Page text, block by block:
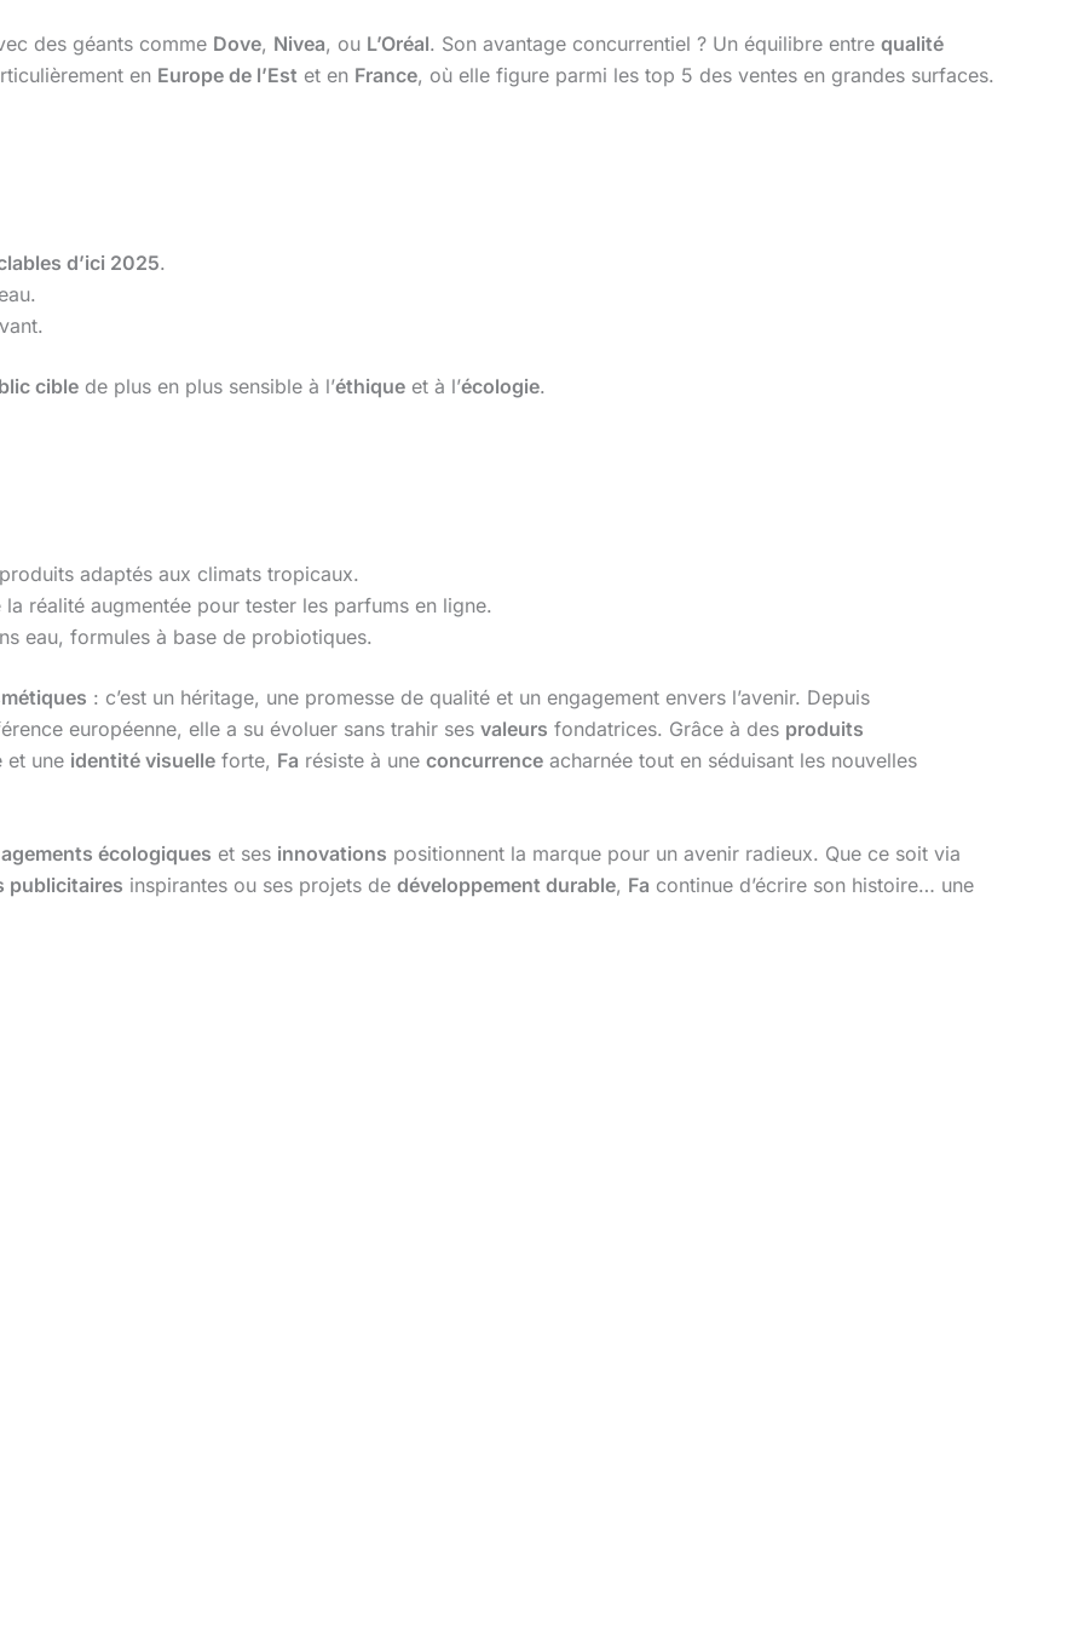
des géants comme Dove, Nivea, ou L’Oréal. Son avantage concurrentiel ? Un équilibre entre qualité
en Europe de l’Est et en France, où elle figure parmi les top 5 des ventes en grandes surfaces.
d’ici 2025.
cible de plus en plus sensible à l’éthique et à l’écologie.
adaptés aux climats tropicaux.
réalité augmentée pour tester les parfums en ligne.
eau, formules à base de probiotiques.
: c’est un héritage, une promesse de qualité et un engagement envers l’avenir. Depuis
européenne, elle a su évoluer sans trahir ses valeurs fondatrices. Grâce à des produits
une identité visuelle forte, Fa résiste à une concurrence acharnée tout en séduisant les nouvelles
écologiques et ses innovations positionnent la marque pour un avenir radieux. Que ce soit via
publicitaires inspirantes ou ses projets de développement durable, Fa continue d’écrire son histoire… une